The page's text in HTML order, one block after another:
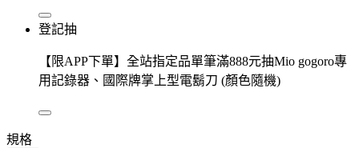
登記抽
【限APP下單】全站指定品單筆滿888元抽Mio gogoro專
用記錄器、國際牌掌上型電鬍刀 (顏色隨機)
規格